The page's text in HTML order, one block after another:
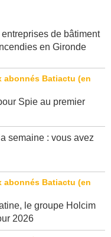
de bâtiment
en Gironde
Spie au premier
semaine : vous avez
le groupe Holcim
2026